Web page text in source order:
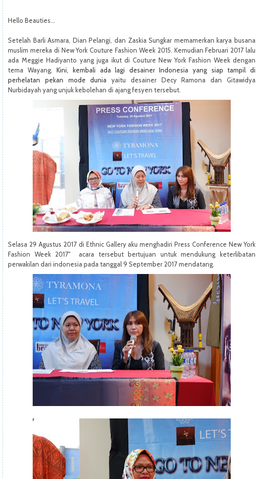
Hello Beauties...
Setelah Barli Asmara, Dian Pelangi, dan Zaskia Sungkar memamerkan karya busana
muslim mereka di New York Couture Fashion Week 2015. Kemudian Februari 2017 lalu
ada Meggie Hadiyanto yang juga ikut di Couture New York Fashion Week dengan
tema Wayang.Kini, kembali ada lagi desainer Indonesia yang siap tampil di
perhelatan pekan mode duniayaitu desainer Decy Ramona dan Gitawidya
Nurbidayah yang unjuk kebolehan di ajang fesyen tersebut.
Selasa 29 Agustus 2017 di Ethnic Gallery aku menghadiri Press Conference New York
Fashion Week 2017" acara tersebut bertujuan untuk mendukung keterlibatan
perwakilan dari indonesia pada tanggal 9 September 2017 mendatang.